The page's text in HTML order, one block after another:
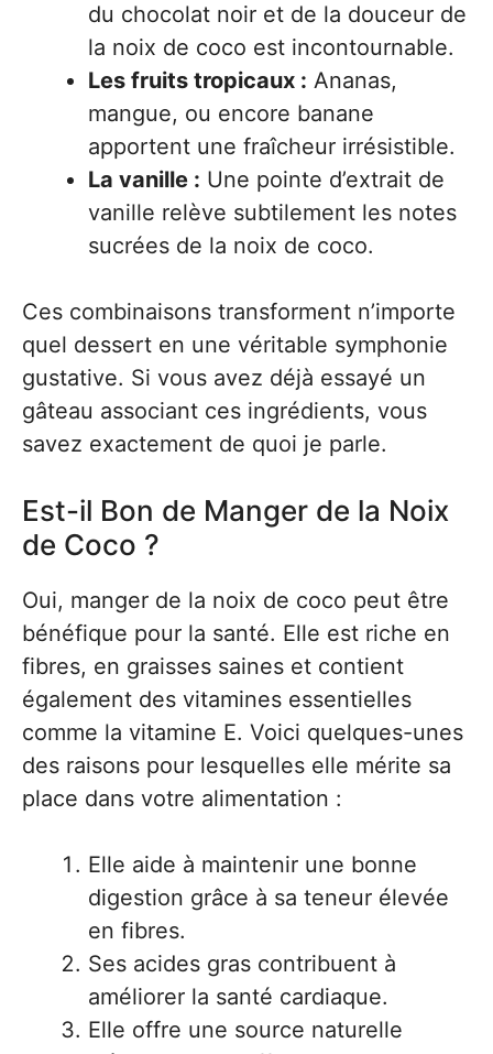
du chocolat noir et de la douceur de
la noix de coco est incontournable.
Les fruits tropicaux : Ananas,
mangue, ou encore banane
apportent une fraîcheur irrésistible.
La vanille : Une pointe d’extrait de
vanille relève subtilement les notes
sucrées de la noix de coco.
Ces combinaisons transforment n’importe
quel dessert en une véritable symphonie
gustative. Si vous avez déjà essayé un
gâteau associant ces ingrédients, vous
savez exactement de quoi je parle.
Est-il Bon de Manger de la Noix
de Coco ?
Oui, manger de la noix de coco peut être
bénéfique pour la santé. Elle est riche en
fibres, en graisses saines et contient
également des vitamines essentielles
comme la vitamine E. Voici quelques-unes
des raisons pour lesquelles elle mérite sa
place dans votre alimentation :
Elle aide à maintenir une bonne
digestion grâce à sa teneur élevée
en fibres.
Ses acides gras contribuent à
améliorer la santé cardiaque.
Elle offre une source naturelle